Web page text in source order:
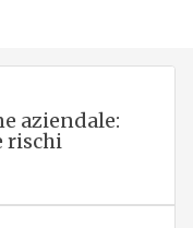
aziendale:
rischi